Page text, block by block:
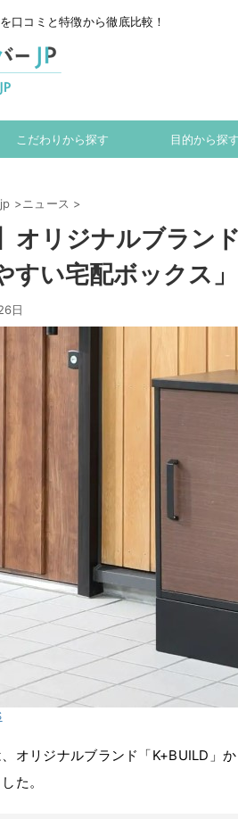
口コミと特徴から徹底比較！
こだわりから探す 目的から探す
>ニュース >
オリジナルブラン
すい宅配ボックス
日
オリジナルブランド「K+BUILD」
た。